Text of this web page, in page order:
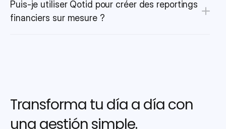
Puis-je utiliser Qotid pour créer des reportings
financiers sur mesure ?
Transforma tu día a día con
una gestión simple.